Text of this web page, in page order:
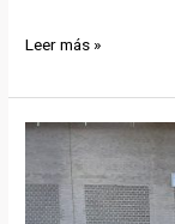
Derrota
una
magnífica
en
Leer más »